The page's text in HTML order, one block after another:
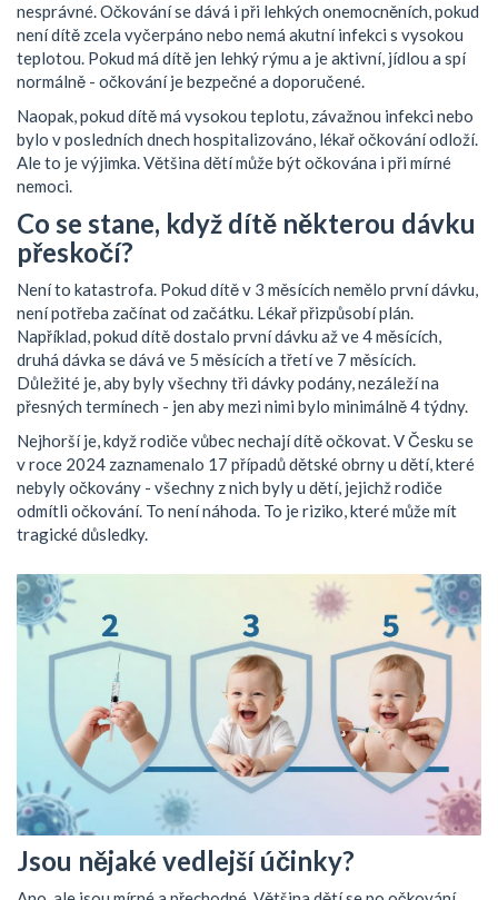
nesprávné. Očkování se dává i při lehkých onemocněních, pokud
není dítě zcela vyčerpáno nebo nemá akutní infekci s vysokou
teplotou. Pokud má dítě jen lehký rýmu a je aktivní, jídlou a spí
normálně - očkování je bezpečné a doporučené.
Naopak, pokud dítě má vysokou teplotu, závažnou infekci nebo
bylo v posledních dnech hospitalizováno, lékař očkování odloží.
Ale to je výjimka. Většina dětí může být očkována i při mírné
nemoci.
Co se stane, když dítě některou dávku
přeskočí?
Není to katastrofa. Pokud dítě v 3 měsících nemělo první dávku,
není potřeba začínat od začátku. Lékař přizpůsobí plán.
Například, pokud dítě dostalo první dávku až ve 4 měsících,
druhá dávka se dává ve 5 měsících a třetí ve 7 měsících.
Důležité je, aby byly všechny tři dávky podány, nezáleží na
přesných termínech - jen aby mezi nimi bylo minimálně 4 týdny.
Nejhorší je, když rodiče vůbec nechají dítě očkovat. V Česku se
v roce 2024 zaznamenalo 17 případů dětské obrny u dětí, které
nebyly očkovány - všechny z nich byly u dětí, jejichž rodiče
odmítli očkování. To není náhoda. To je riziko, které může mít
tragické důsledky.
Jsou nějaké vedlejší účinky?